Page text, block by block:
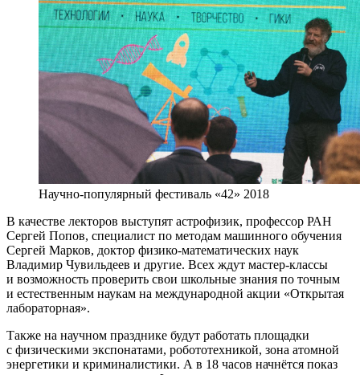
Научно-популярный фестиваль «42» 2018
В качестве лекторов выступят астрофизик, профессор РАН
Сергей Попов, специалист по методам машинного обучения
Сергей Марков, доктор физико-математических наук
Владимир Чувильдеев и другие. Всех ждут мастер-классы
и возможность проверить свои школьные знания по точным
и естественным наукам на международной акции «Открытая
лабораторная».
Также на научном празднике будут работать площадки
с физическими экспонатами, робототехникой, зона атомной
энергетики и криминалистики. А в 18 часов начнётся показ